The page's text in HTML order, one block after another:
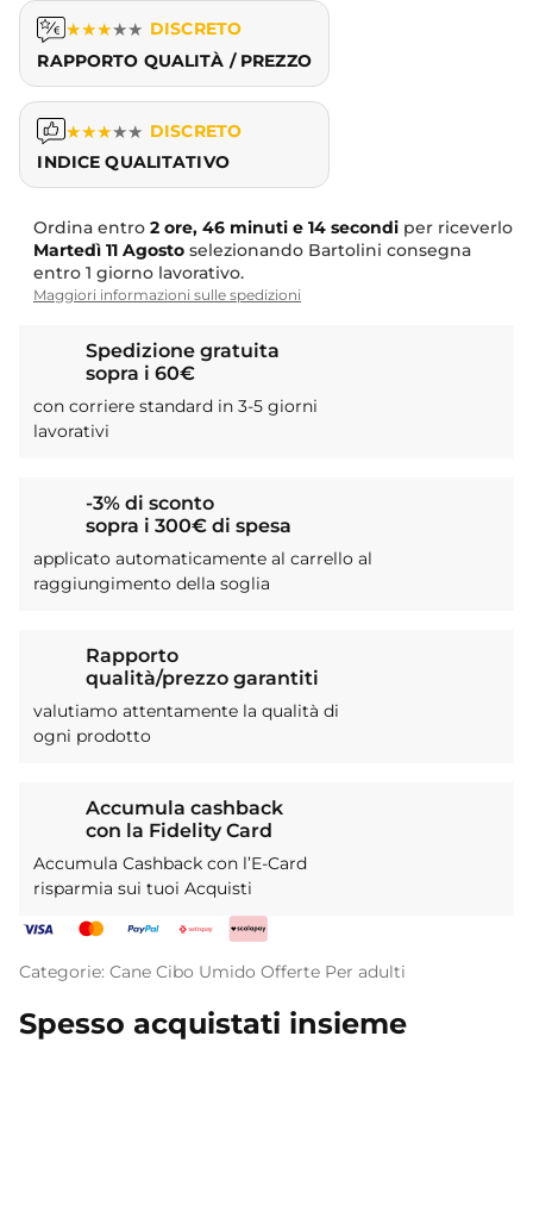
★★★★★ DISCRETO
RAPPORTO QUALITÀ / PREZZO
★★★★★ DISCRETO
INDICE QUALITATIVO
Ordina entro 2 ore, 46 minuti e 14 secondi per riceverlo
Martedì 11 Agosto selezionando Bartolini consegna
entro 1 giorno lavorativo.
Maggiori informazioni sulle spedizioni
Spedizione gratuita
sopra i 60€
con corriere standard in 3-5 giorni
lavorativi
-3% di sconto
sopra i 300€ di spesa
applicato automaticamente al carrello al
raggiungimento della soglia
Rapporto
qualità/prezzo garantiti
valutiamo attentamente la qualità di
ogni prodotto
Accumula cashback
con la Fidelity Card
Accumula Cashback con l’E-Card
risparmia sui tuoi Acquisti
Categorie: Cane Cibo Umido Offerte Per adulti
Spesso acquistati insieme